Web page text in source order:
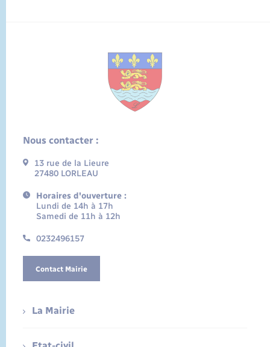
Nous contacter :
13 rue de la Lieure
27480 LORLEAU
Horaires d'ouverture :
Lundi de 14h à 17h
Samedi de 11h à 12h
0232496157
Contact Mairie
La Mairie